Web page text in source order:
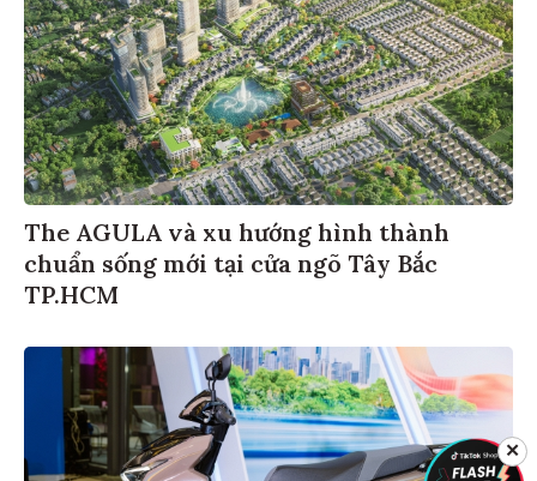
The AGULA và xu hướng hình thành
chuẩn sống mới tại cửa ngõ Tây Bắc
TP.HCM
✕